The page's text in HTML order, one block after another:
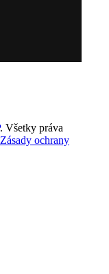
. Všetky práva
Zásady ochrany